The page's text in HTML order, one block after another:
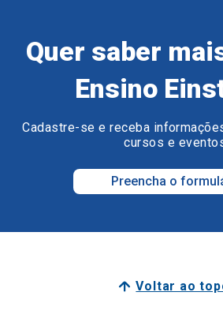
Quer saber
Ensino
Cadastre-se e receba
cursos e
Preencha o
Voltar ao